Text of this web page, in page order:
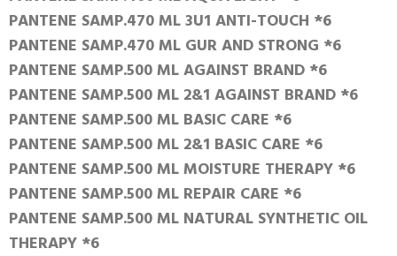
PANTENE SAMP.470 ML 3U1 ANTI-TOUCH *6
PANTENE SAMP.470 ML GUR AND STRONG *6
PANTENE SAMP.500 ML AGAINST BRAND *6
PANTENE SAMP.500 ML 2&1 AGAINST BRAND *6
PANTENE SAMP.500 ML BASIC CARE *6
PANTENE SAMP.500 ML 2&1 BASIC CARE *6
PANTENE SAMP.500 ML MOISTURE THERAPY *6
PANTENE SAMP.500 ML REPAIR CARE *6
PANTENE SAMP.500 ML NATURAL SYNTHETIC OIL
THERAPY *6